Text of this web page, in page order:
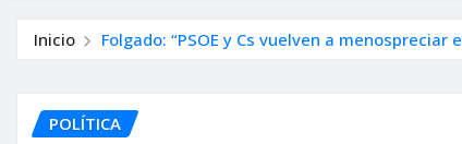
Inicio Folgado: “PSOE y Cs vuelven a
POLÍTICA